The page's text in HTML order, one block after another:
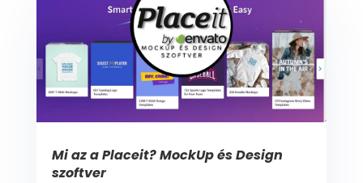
Mi az a Placeit? MockUp és Design
szoftver